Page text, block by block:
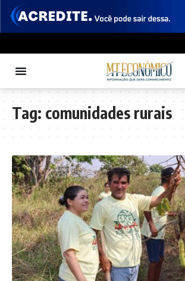
Tag: comunidades rurais